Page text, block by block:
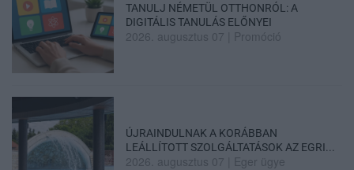
TANULJ NÉMETÜL OTTHONRÓL: A
DIGITÁLIS TANULÁS ELŐNYEI
2026. augusztus 07 Promóció
ÚJRAINDULNAK A KORÁBBAN
LEÁLLÍTOTT SZOLGÁLTATÁSOK AZ EGRI...
2026. augusztus 07 Eger ügye